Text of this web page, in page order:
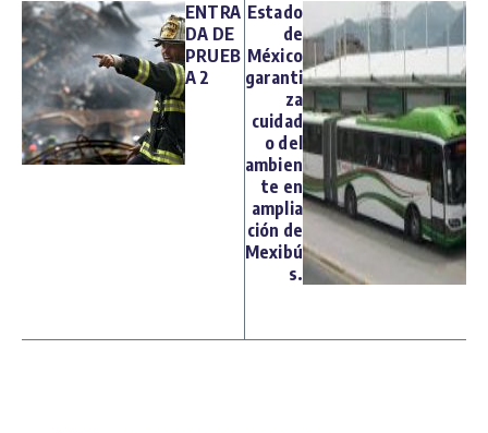
ENTRA
DA DE
PRUEB
A 2
Estado
de
México
garanti
za
cuidad
o del
ambien
te en
amplia
ción de
Mexibú
s.